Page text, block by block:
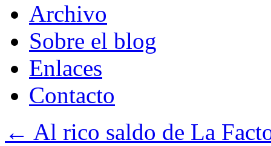
Archivo
Sobre el blog
Enlaces
Contacto
← Al rico saldo de La